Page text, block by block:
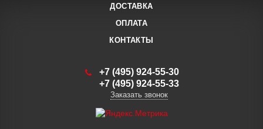
ДОСТАВКА
ОПЛАТА
КОНТАКТЫ
+7 (495) 924-55-30
+7 (495) 924-55-33
Заказать звонок